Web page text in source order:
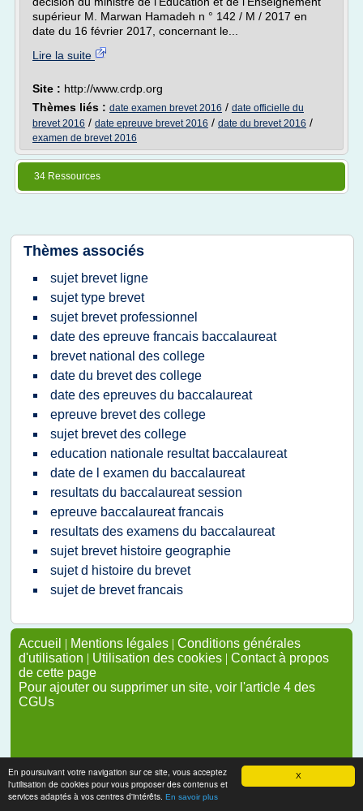
X
En poursuivant votre navigation sur ce site, vous acceptez
l'utilisation de cookies pour vous proposer des contenus et
services adaptés à vos centres d'intérêts. En savoir plus
supérieur M. Marwan Hamadeh n ° 142 / M / 2017 en
date du 16 février 2017, concernant le...
Lire la suite
Site : http://www.crdp.org
Thèmes liés : date examen brevet 2016 / date officielle du
brevet 2016 / date epreuve brevet 2016 / date du brevet 2016 /
examen de brevet 2016
34 Ressources
Thèmes associés
sujet brevet ligne
sujet type brevet
sujet brevet professionnel
date des epreuve francais baccalaureat
brevet national des college
date du brevet des college
date des epreuves du baccalaureat
epreuve brevet des college
sujet brevet des college
education nationale resultat baccalaureat
date de l examen du baccalaureat
resultats du baccalaureat session
epreuve baccalaureat francais
resultats des examens du baccalaureat
sujet brevet histoire geographie
sujet d histoire du brevet
sujet de brevet francais
Accueil | Mentions légales | Conditions générales
d'utilisation | Utilisation des cookies | Contact à propos
de cette page
Pour ajouter ou supprimer un site, voir l'article 4 des
CGUs